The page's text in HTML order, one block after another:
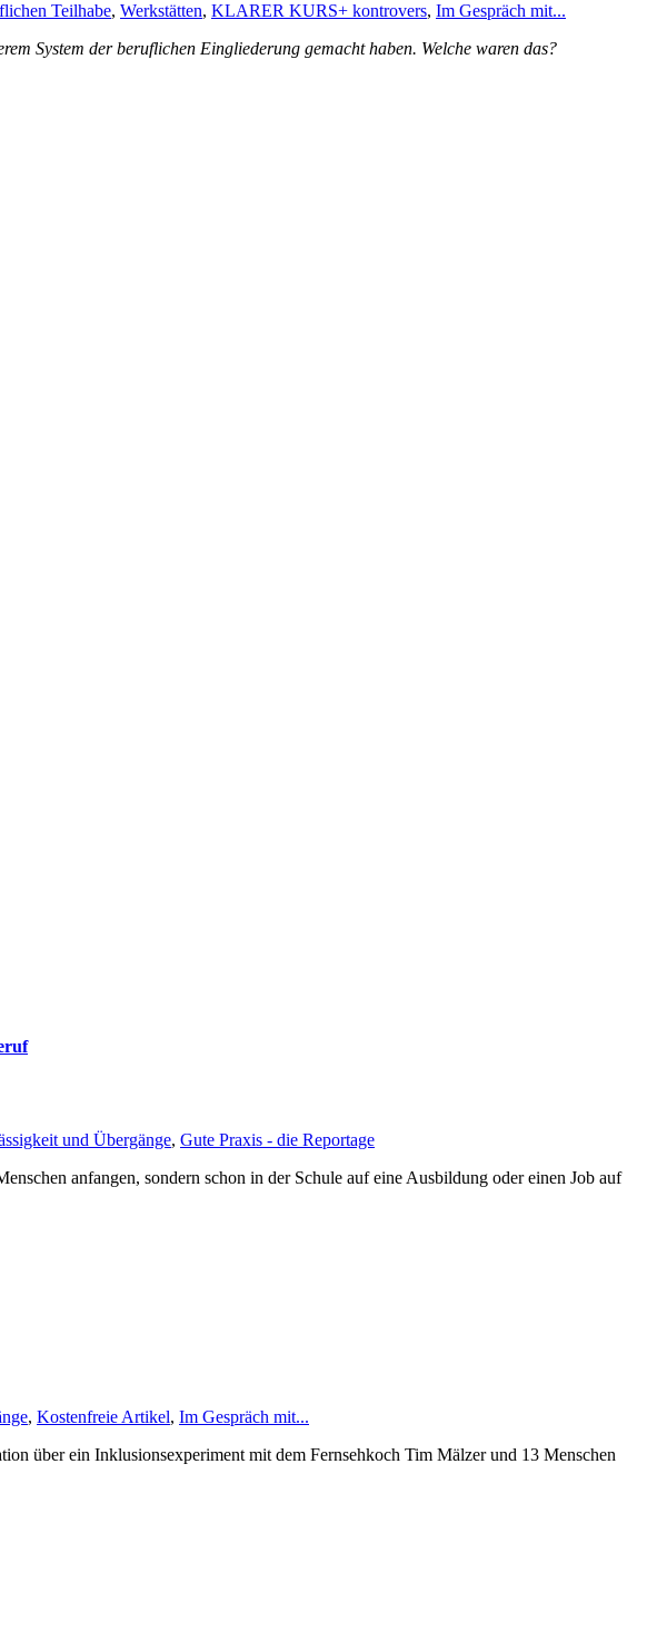
Teilhabe, Werkstätten, KLARER KURS+ kontrovers, Im Gespräch mit...
System der beruflichen Eingliederung gemacht haben. Welche waren das?
und Übergänge, Gute Praxis - die Reportage
anfangen, sondern schon in der Schule auf eine Ausbildung oder einen Job auf
, Kostenfreie Artikel, Im Gespräch mit...
über ein Inklusionsexperiment mit dem Fernsehkoch Tim Mälzer und 13 Menschen